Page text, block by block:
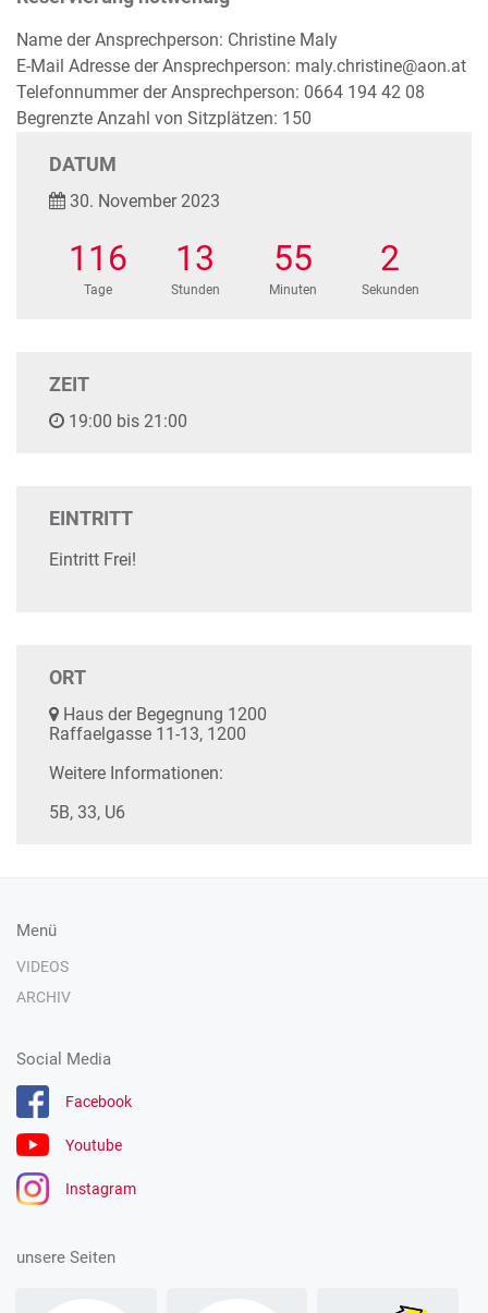
Name der Ansprechperson: Christine Maly
E-Mail Adresse der Ansprechperson: maly.christine@aon.at
Telefonnummer der Ansprechperson: 0664 194 42 08
Begrenzte Anzahl von Sitzplätzen: 150
DATUM
30. November 2023
116
Tage
13
Stunden
55
Minuten
2
Sekunden
ZEIT
19:00 bis 21:00
EINTRITT
Eintritt Frei!
ORT
Haus der Begegnung 1200
Raffaelgasse 11-13, 1200
Weitere Informationen:
5B, 33, U6
Menü
VIDEOS
ARCHIV
Social Media
Facebook
Youtube
Instagram
unsere Seiten